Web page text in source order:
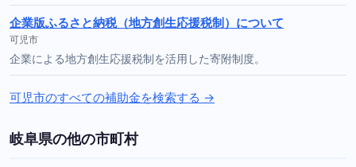
企業版ふるさと納税（地方創生応援税制）について
可児市
企業による地方創生応援税制を活用した寄附制度。
可児市のすべての補助金を検索する →
岐阜県の他の市町村